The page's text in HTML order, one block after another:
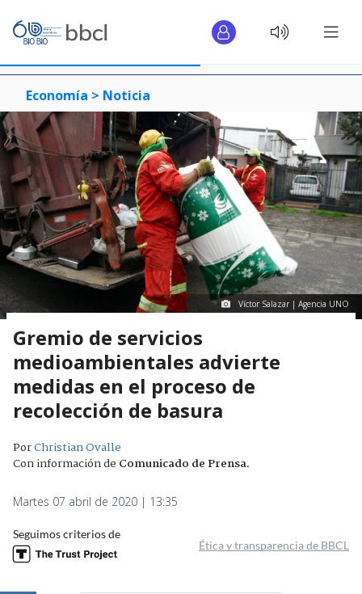
Economía > Noticia
Víctor Salazar | Agencia UNO
Gremio de servicios
medioambientales advierte
medidas en el proceso de
recolección de basura
PorChristian Ovalle
Con información de Comunicado de Prensa.
Martes 07 abril de 2020 | 13:35
Seguimos criterios de
Ética y transparencia de BBCL